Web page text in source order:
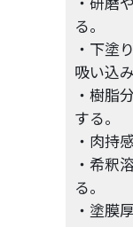
る。
・下塗
吸い込
・樹脂
する。
・肉持
・希釈
る。
・塗膜